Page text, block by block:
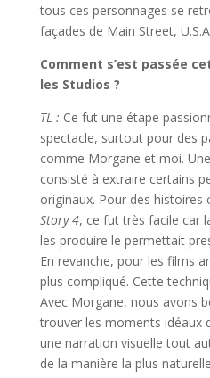
tous ces personnages se
façades de Main Street,
Comment s’est passée
les Studios ?
TL : Ce fut une étape
spectacle, surtout pour des
comme Morgane et moi.
consisté à extraire certains
originaux. Pour des histoires
Story 4, ce fut très facile car
les produire le permettait
En revanche, pour les films
plus compliqué. Cette
Avec Morgane, nous avons
trouver les moments idéaux
une narration visuelle tout
de la manière la plus